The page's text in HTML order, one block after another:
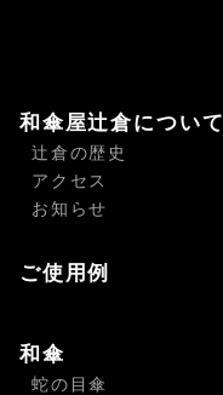
和傘屋辻倉について
辻倉の歴史
アクセス
お知らせ
ご使用例
和傘
蛇の目傘